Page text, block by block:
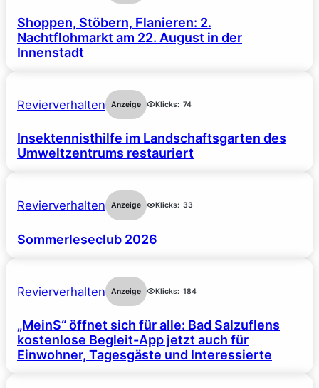
Shoppen, Stöbern, Flanieren: 2.
Nachtflohmarkt am 22. August in der
Innenstadt
Revierverhalten Anzeige Klicks: 74
Insektennisthilfe im Landschaftsgarten des
Umweltzentrums restauriert
Revierverhalten Anzeige Klicks: 33
Sommerleseclub 2026
Revierverhalten Anzeige Klicks: 184
„MeinS“ öffnet sich für alle: Bad Salzuflens
kostenlose Begleit-App jetzt auch für
Einwohner, Tagesgäste und Interessierte